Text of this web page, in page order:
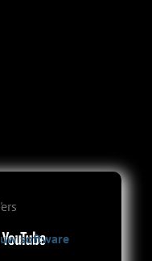
software